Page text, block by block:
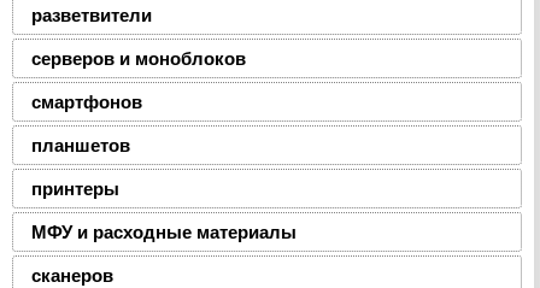
разветвители
серверов и моноблоков
смартфонов
планшетов
принтеры
МФУ и расходные материалы
сканеров